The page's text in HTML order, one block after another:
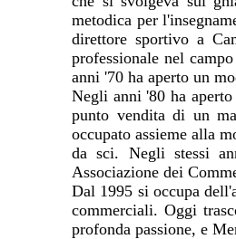
metodica per
direttore sportivo a
professionale nel
anni '70 ha aperto un
Negli anni '80 ha
punto vendita di un
occupato assieme alla
da sci. Negli stessi
Associazione dei
Dal 1995 si occupa
commerciali. Oggi
profonda passione, e